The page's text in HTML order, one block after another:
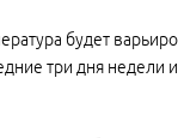
будет
три дня недели